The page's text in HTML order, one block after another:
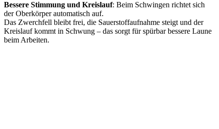
Bessere Stimmung und Kreislauf: Beim Schwingen richtet sich
der Oberkörper automatisch auf.
Das Zwerchfell bleibt frei, die Sauerstoffaufnahme steigt und der
Kreislauf kommt in Schwung – das sorgt für spürbar bessere Laune
beim Arbeiten.